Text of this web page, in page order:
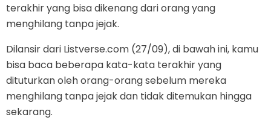
terakhir yang bisa dikenang dari orang yang
menghilang tanpa jejak.
Dilansir dari Listverse.com (27/09), di bawah ini, kamu
bisa baca beberapa kata-kata terakhir yang
dituturkan oleh orang-orang sebelum mereka
menghilang tanpa jejak dan tidak ditemukan hingga
sekarang.